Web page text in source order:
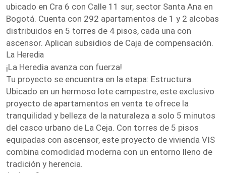
ubicado en Cra 6 con Calle 11 sur, sector Santa Ana en
Bogotá. Cuenta con 292 apartamentos de 1 y 2 alcobas
distribuidos en 5 torres de 4 pisos, cada una con
ascensor. Aplican subsidios de Caja de compensación.
La Heredia
¡La Heredia avanza con fuerza!
Tu proyecto se encuentra en la etapa: Estructura.
Ubicado en un hermoso lote campestre, este exclusivo
proyecto de apartamentos en venta te ofrece la
tranquilidad y belleza de la naturaleza a solo 5 minutos
del casco urbano de La Ceja. Con torres de 5 pisos
equipadas con ascensor, este proyecto de vivienda VIS
combina comodidad moderna con un entorno lleno de
tradición y herencia.